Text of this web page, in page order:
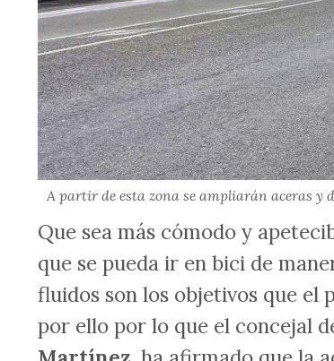
A partir de esta zona se ampliarán aceras y
Que sea más cómodo y
que se pueda ir en bici de
fluidos son los objetivos que el
por ello por lo que el concejal